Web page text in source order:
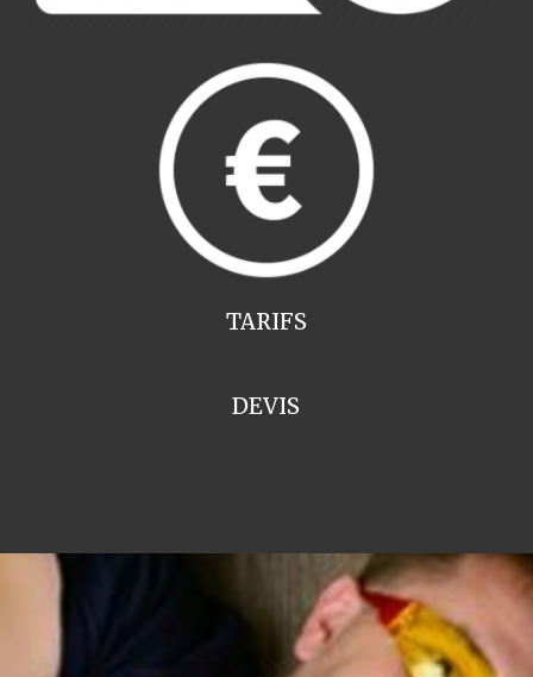
TARIFS
DEVIS